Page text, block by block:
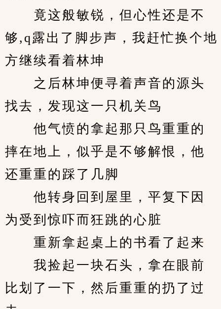
竟这般敏锐，但心性还是不
够,q露出了脚步声，我赶忙换个地
方继续看着林坤
之后林坤便寻着声音的源头
找去，发现这一只机关鸟
他气愤的拿起那只鸟重重的
摔在地上，似乎是不够解恨，他
还重重的踩了几脚
他转身回到屋里，平复下因
为受到惊吓而狂跳的心脏
重新拿起桌上的书看了起来
我捡起一块石头，拿在眼前
比划了一下，然后重重的扔了过